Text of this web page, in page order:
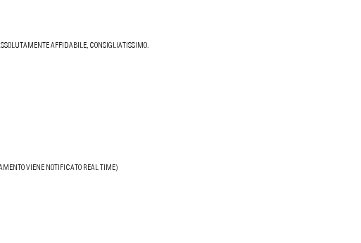
AFFIDABILE, CONSIGLIATISSIMO.
VIENE NOTIFICATO REAL TIME)